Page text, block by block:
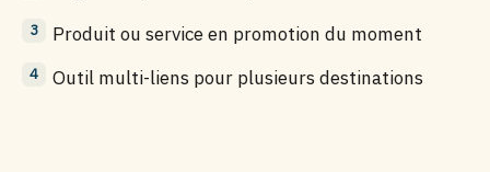
Produit ou service en promotion du moment
Outil multi-liens pour plusieurs destinations